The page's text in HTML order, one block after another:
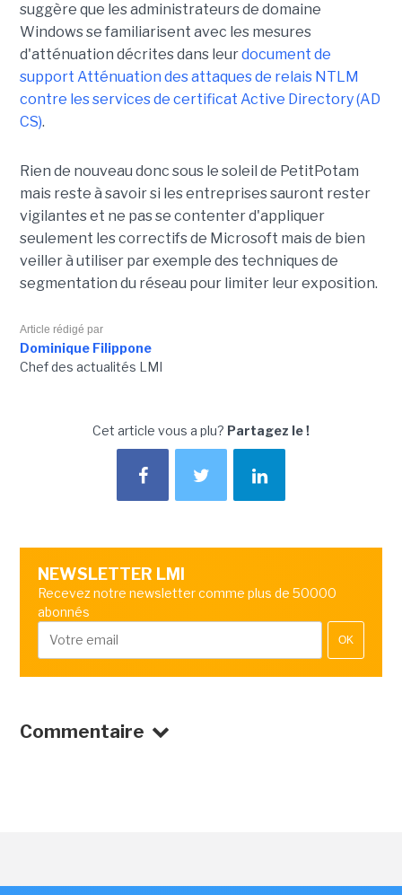
suggère que les administrateurs de domaine
Windows se familiarisent avec les mesures
d'atténuation décrites dans leurdocument de
support Atténuation des attaques de relais NTLM
contre les services de certificat Active Directory (AD
CS).
Rien de nouveau donc sous le soleil de PetitPotam
mais reste à savoir si les entreprises sauront rester
vigilantes et ne pas se contenter d'appliquer
seulement les correctifs de Microsoft mais de bien
veiller à utiliser par exemple des techniques de
segmentation du réseau pour limiter leur exposition.
Article rédigé par
Dominique Filippone
Chef des actualités LMI
Cet article vous a plu? Partagez le !
NEWSLETTER LMI
Recevez notre newsletter comme plus de 50000
abonnés
OK
Commentaire